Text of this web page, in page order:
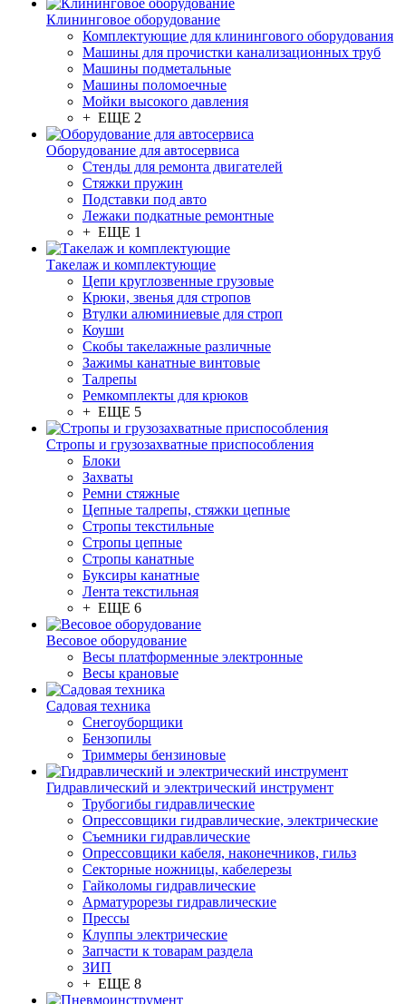
Клининговое оборудование
Комплектующие для клинингового оборудования
Машины для прочистки канализационных труб
Машины подметальные
Машины поломоечные
Мойки высокого давления
+ ЕЩЕ 2
Оборудование для автосервиса
Стенды для ремонта двигателей
Стяжки пружин
Подставки под авто
Лежаки подкатные ремонтные
+ ЕЩЕ 1
Такелаж и комплектующие
Цепи круглозвенные грузовые
Крюки, звенья для стропов
Втулки алюминиевые для строп
Коуши
Скобы такелажные различные
Зажимы канатные винтовые
Талрепы
Ремкомплекты для крюков
+ ЕЩЕ 5
Стропы и грузозахватные приспособления
Блоки
Захваты
Ремни стяжные
Цепные талрепы, стяжки цепные
Стропы текстильные
Стропы цепные
Стропы канатные
Буксиры канатные
Лента текстильная
+ ЕЩЕ 6
Весовое оборудование
Весы платформенные электронные
Весы крановые
Садовая техника
Снегоуборщики
Бензопилы
Триммеры бензиновые
Гидравлический и электрический инструмент
Трубогибы гидравлические
Опрессовщики гидравлические, электрические
Съемники гидравлические
Опрессовщики кабеля, наконечников, гильз
Секторные ножницы, кабелерезы
Гайколомы гидравлические
Арматурорезы гидравлические
Прессы
Клуппы электрические
Запчасти к товарам раздела
ЗИП
+ ЕЩЕ 8